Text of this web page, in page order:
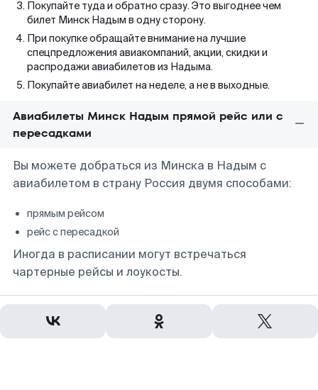
Покупайте туда и обратно сразу. Это выгоднее чем
билет Минск Надым в одну сторону.
При покупке обращайте внимание на лучшие
спецпредложения авиакомпаний, акции, скидки и
распродажи авиабилетов из Надыма.
Покупайте авиабилет на неделе, а не в выходные.
Авиабилеты Минск Надым прямой рейс или с
пересадками
Вы можете добраться из Минска в Надым с
авиабилетом в страну Россия двумя способами:
прямым рейсом
рейс с пересадкой
Иногда в расписании могут встречаться
чартерные рейсы и лоукосты.